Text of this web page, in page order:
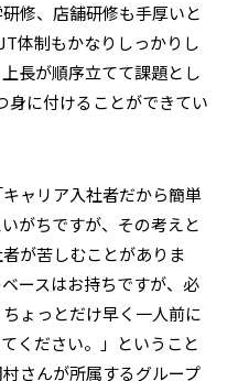
修、店舗研修も手厚いと
体制もかなりしっかりし
長が順序立てて課題とし
身に付けることができてい
ャリア入社者だから簡単
がちですが、その考えと
が苦しむことがありま
ースはお持ちですが、必
ょっとだけ早く一人前に
ください。」ということ
さんが所属するグループ